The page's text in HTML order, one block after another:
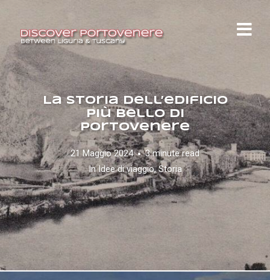
La storia dell’edificio
più bello di
Portovenere
21 Maggio 2024
3 minute read
InIdee di viaggio,Storia